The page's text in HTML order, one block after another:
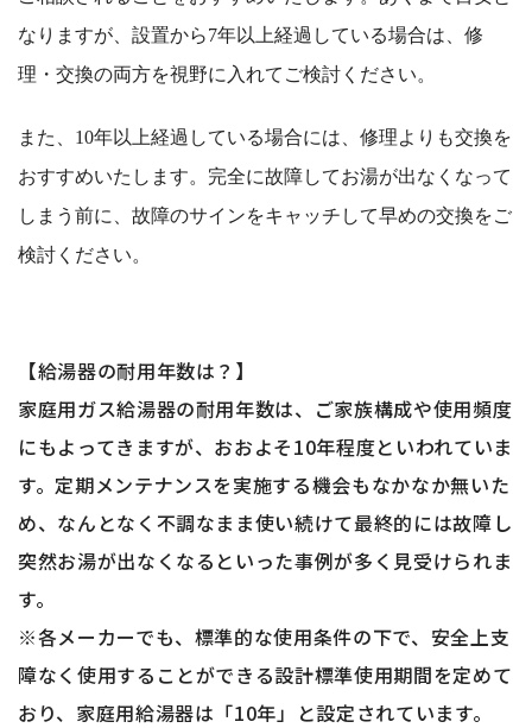
なりますが、設置から7年以上経過している場合は、修
理・交換の両方を視野に入れてご検討ください。
また、10年以上経過している場合には、修理よりも交換を
おすすめいたします。完全に故障してお湯が出なくなって
しまう前に、故障のサインをキャッチして早めの交換をご
検討ください。
【給湯器の耐用年数は？】
家庭用ガス給湯器の耐用年数は、ご家族構成や使用頻度
にもよってきますが、おおよそ10年程度といわれていま
す。定期メンテナンスを実施する機会もなかなか無いた
め、なんとなく不調なまま使い続けて最終的には故障し
突然お湯が出なくなるといった事例が多く見受けられま
す。
※各メーカーでも、標準的な使用条件の下で、安全上支
障なく使用することができる設計標準使用期間を定めて
おり、家庭用給湯器は「10年」と設定されています。